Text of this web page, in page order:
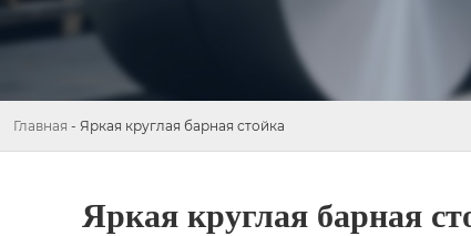
Главная - Яркая круглая барная стойка
Яркая круглая барная